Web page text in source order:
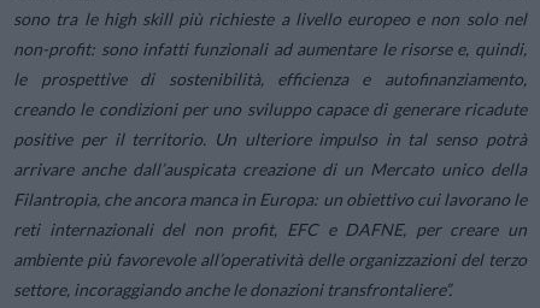
sono tra le high skill più richieste a livello europeo e non solo nel
non-profit: sono infatti funzionali ad aumentare le risorse e, quindi,
le prospettive di sostenibilità, efficienza e autofinanziamento,
creando le condizioni per uno sviluppo capace di generare ricadute
positive per il territorio. Un ulteriore impulso in tal senso potrà
arrivare anche dall’auspicata creazione di un Mercato unico della
Filantropia, che ancora manca in Europa: un obiettivo cui lavorano le
reti internazionali del non profit, EFC e DAFNE, per creare un
ambiente più favorevole all’operatività delle organizzazioni del terzo
settore, incoraggiando anche le donazioni transfrontaliere”.